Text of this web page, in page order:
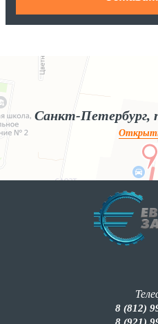
Яндекс.Карты
Яндекс.Карты — поиск мест и адресов,
Санкт-Петербург,
8 (812)